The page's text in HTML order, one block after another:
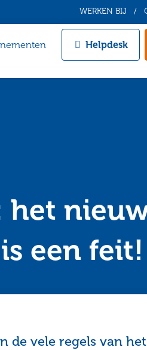
Helpdesk
WERKEN BIJ
het
een feit!
de vele regels van het